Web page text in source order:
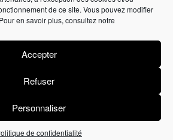
de ce site. Vous pouvez modifier
en savoir plus, consultez notre
Accepter
Refuser
Personnaliser
de confidentialité
Élément de liste
•Politique de cookies•Conditions
par Lézards